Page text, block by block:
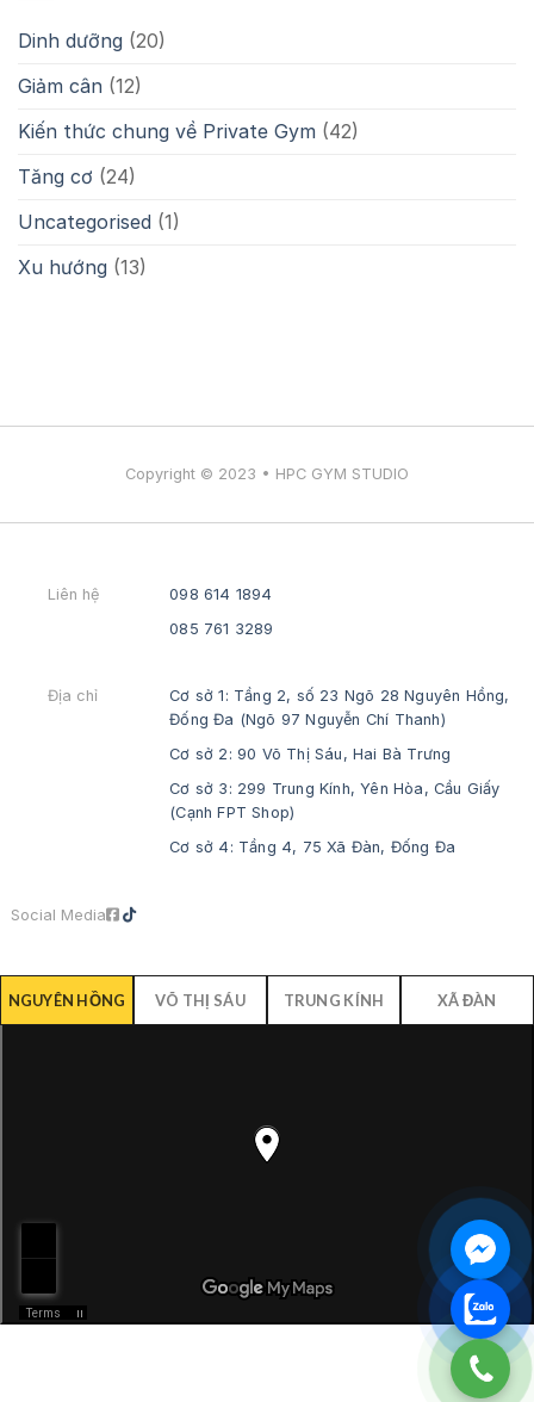
Phát
Triển
Dinh dưỡng (20)
Giảm cân (12)
Kiến thức chung về Private Gym (42)
Tăng cơ (24)
Uncategorised (1)
Xu hướng (13)
Copyright © 2023 • HPC GYM STUDIO
Liên hệ
098 614 1894
085 761 3289
Địa chỉ
Cơ sở 1: Tầng 2, số 23 Ngõ 28 Nguyên Hồng,
Đống Đa (Ngõ 97 Nguyễn Chí Thanh)
Cơ sở 2: 90 Võ Thị Sáu, Hai Bà Trưng
Cơ sở 3: 299 Trung Kính, Yên Hòa, Cầu Giấy
(Cạnh FPT Shop)
Cơ sở 4: Tầng 4, 75 Xã Đàn, Đống Đa
Social Media
NGUYÊN HỒNG VÕ THỊ SÁU TRUNG KÍNH XÃ ĐÀN